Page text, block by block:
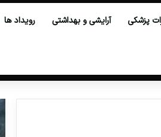
پزشکی آرایشی و بهداشتی رویداد ها